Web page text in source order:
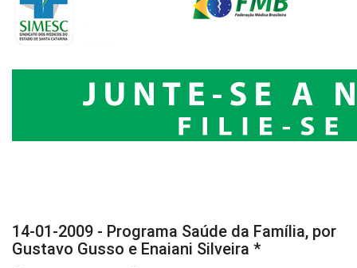
14-01-2009 - Programa Saúde da Família, por
Gustavo Gusso e Enaiani Silveira *